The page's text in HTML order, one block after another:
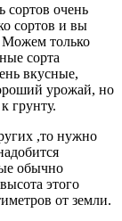
сортов очень
сортов и вы
Можем только
сорта
вкусные,
урожай, но
грунту.
,то нужно
обычно
этого
от земли.